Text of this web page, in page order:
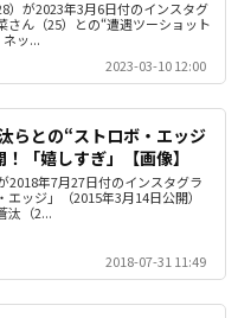
）が2023年3月6日付のインスタグ
さん（25）との“遭遇ツーショット
ッ...
2023-03-10 12:00
らとの“ストロボ・エッジ
「嬉しすぎ」【画像】
2018年7月27日付のインスタグラ
ッジ」（2015年3月14日公開）
汰（2...
2018-07-31 11:49